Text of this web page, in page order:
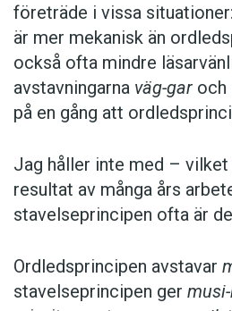
företräde i vissa
är mer mekanisk än
också ofta mindre
avstavningarna väg-gar och
på en gång att
Jag håller inte med –
resultat av många års
stavelseprincipen ofta är
Ordledsprincipen avstavar
stavelseprincipen ger